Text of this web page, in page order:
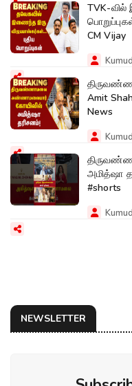
TVK-வில்
CM Vijay
Amit Shah
News
அமித்ஷா
#shorts
NEWSLETTER